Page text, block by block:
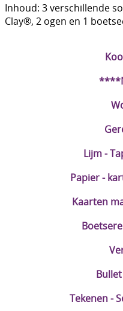
DIY Kits
Lijm -
Papier -
Kaarten
Tekenen -
Inhoud: 3 verschillende
Clay®, 2 ogen en 1